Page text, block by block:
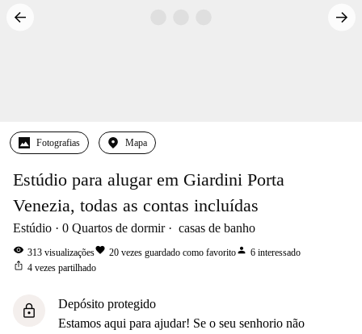
Fotografias Mapa
Estúdio para alugar em Giardini Porta
Venezia, todas as contas incluídas
Estúdio 0 Quartos de dormir casas de banho
visibility 313 visualizaçõesfavorite 20 vezes guardado como favoritoperson 6 interessado
ios_share 4 vezes partilhado
lock
Depósito protegido
Estamos aqui para ajudar! Se o seu senhorio não